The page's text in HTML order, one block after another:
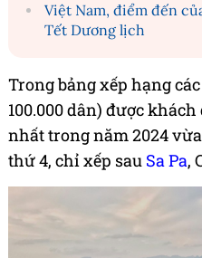
Việt Nam, điểm đến
Tết Dương lịch
Trong bảng xếp hạng
100.000 dân) được
nhất trong năm 2024
thứ 4, chỉ xếp sau Sa Pa,